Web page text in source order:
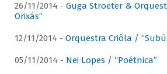
26/11/2014 - Guga Stroeter &
Orixás”
12/11/2014 - Orquestra Criôla /
05/11/2014 - Nei Lopes / “Poétnica”